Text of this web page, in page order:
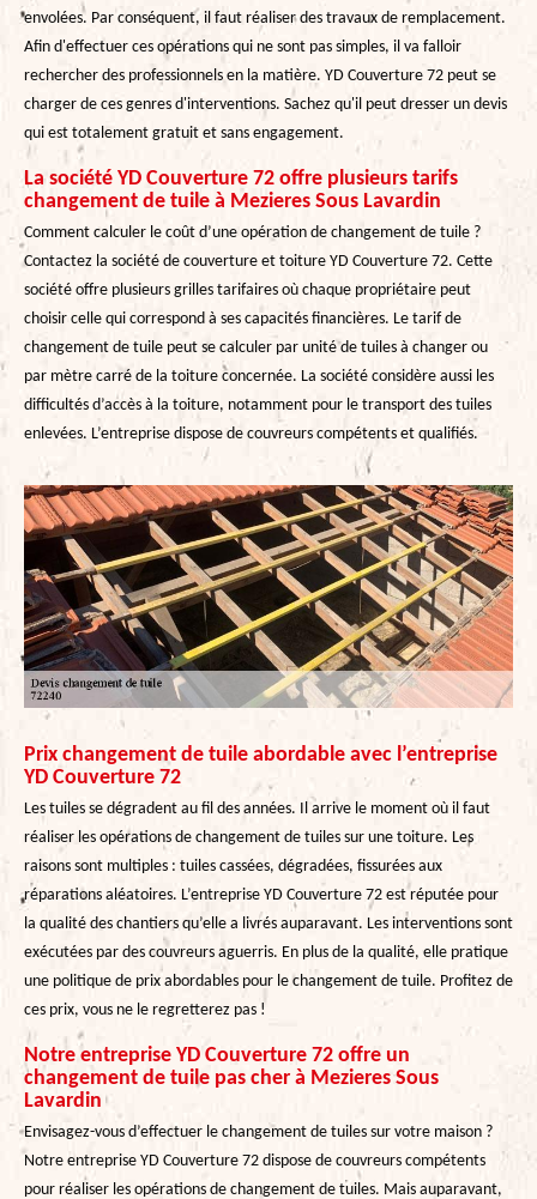
envolées. Par conséquent, il faut réaliser des travaux de remplacement.
Afin d'effectuer ces opérations qui ne sont pas simples, il va falloir
rechercher des professionnels en la matière. YD Couverture 72 peut se
charger de ces genres d'interventions. Sachez qu'il peut dresser un devis
qui est totalement gratuit et sans engagement.
La société YD Couverture 72 offre plusieurs tarifs
changement de tuile à Mezieres Sous Lavardin
Comment calculer le coût d’une opération de changement de tuile ?
Contactez la société de couverture et toiture YD Couverture 72. Cette
société offre plusieurs grilles tarifaires où chaque propriétaire peut
choisir celle qui correspond à ses capacités financières. Le tarif de
changement de tuile peut se calculer par unité de tuiles à changer ou
par mètre carré de la toiture concernée. La société considère aussi les
difficultés d’accès à la toiture, notamment pour le transport des tuiles
enlevées. L’entreprise dispose de couvreurs compétents et qualifiés.
Prix changement de tuile abordable avec l’entreprise
YD Couverture 72
Les tuiles se dégradent au fil des années. Il arrive le moment où il faut
réaliser les opérations de changement de tuiles sur une toiture. Les
raisons sont multiples : tuiles cassées, dégradées, fissurées aux
réparations aléatoires. L’entreprise YD Couverture 72 est réputée pour
la qualité des chantiers qu’elle a livrés auparavant. Les interventions sont
exécutées par des couvreurs aguerris. En plus de la qualité, elle pratique
une politique de prix abordables pour le changement de tuile. Profitez de
ces prix, vous ne le regretterez pas !
Notre entreprise YD Couverture 72 offre un
changement de tuile pas cher à Mezieres Sous
Lavardin
Envisagez-vous d’effectuer le changement de tuiles sur votre maison ?
Notre entreprise YD Couverture 72 dispose de couvreurs compétents
pour réaliser les opérations de changement de tuiles. Mais auparavant,